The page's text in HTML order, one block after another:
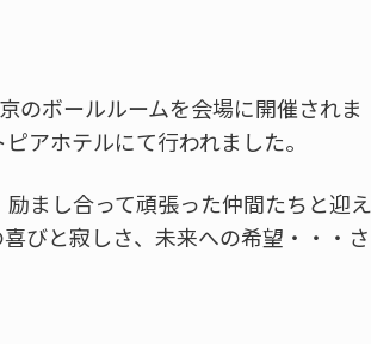
のボールルームを会場に開催されま
アホテルにて行われました。
まし合って頑張った仲間たちと迎え
びと寂しさ、未来への希望・・・さ